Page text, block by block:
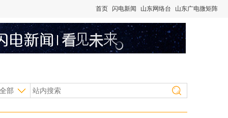
首页 闪电新闻 山东网络台 山东广电微矩阵
部